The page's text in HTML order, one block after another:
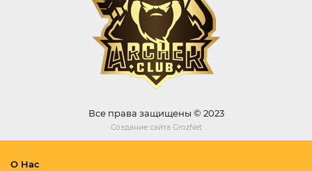
Все права защищены © 2023
Создание сайта GrozNet
О Нас